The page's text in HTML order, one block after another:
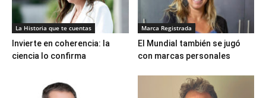
La Historia que te cuentas
Invierte en coherencia: la
ciencia lo confirma
Marca Registrada
El Mundial también se jugó
con marcas personales